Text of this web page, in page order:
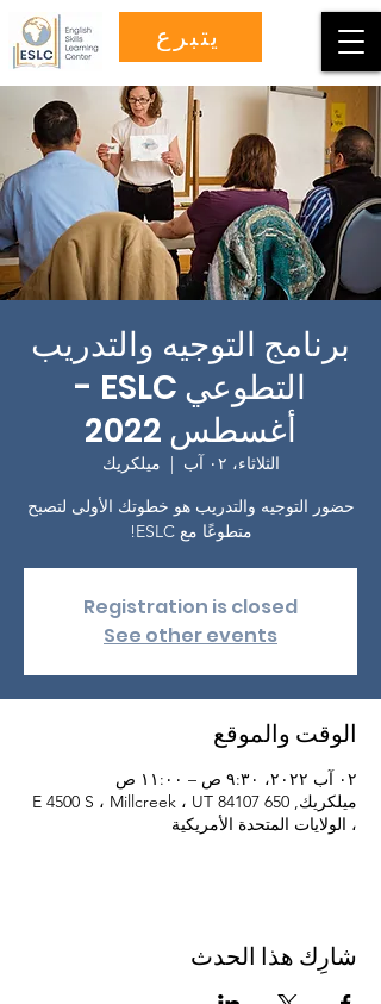
يتبرع
برنامج التوجيه والتدريب
التطوعي ESLC -
أغسطس 2022
الثلاثاء، ٠٢ آب
  |
ميلكريك
حضور التوجيه والتدريب هو خطوتك الأولى لتصبح
متطوعًا مع ESLC!
Registration is closed
See other events
الوقت والموقع
٠٢ آب ٢٠٢٢، ٩:٣٠ ص – ١١:٠٠ ص
ميلكريك, 650 E 4500 S ، Millcreek ، UT 84107
، الولايات المتحدة الأمريكية
شارِك هذا الحدث